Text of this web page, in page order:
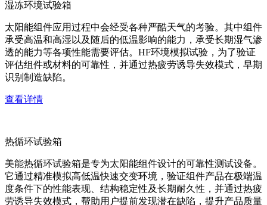
湿冻环境试验箱
太阳能组件应用过程中会经受各种严酷天气的考验。其中组件
承受高温和高湿以及随后的低温影响的能力，承受长期湿气渗
透的能力等各项性能需要评估。HF环境模拟试验，为了验证
评估组件或材料的可靠性，并通过热疲劳诱导失效模式，早期
识别制造缺陷。
查看详情
热循环试验箱
美能热循环试验箱是专为太阳能组件设计的可靠性测试设备。
它通过精准模拟高低温快速交变环境，验证组件产品在极端温
度条件下的性能表现、结构稳定性及长期耐久性，并通过热疲
劳诱导失效模式，帮助用户提前发现潜在缺陷，提升产品质量